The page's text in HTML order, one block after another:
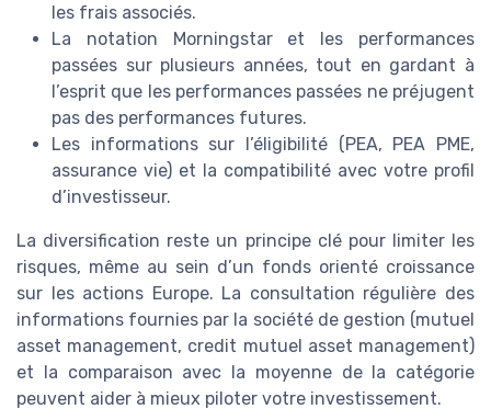
les frais associés.
La notation Morningstar et les performances
passées sur plusieurs années, tout en gardant à
l’esprit que les performances passées ne préjugent
pas des performances futures.
Les informations sur l’éligibilité (PEA, PEA PME,
assurance vie) et la compatibilité avec votre profil
d’investisseur.
La diversification reste un principe clé pour limiter les
risques, même au sein d’un fonds orienté croissance
sur les actions Europe. La consultation régulière des
informations fournies par la société de gestion (mutuel
asset management, credit mutuel asset management)
et la comparaison avec la moyenne de la catégorie
peuvent aider à mieux piloter votre investissement.